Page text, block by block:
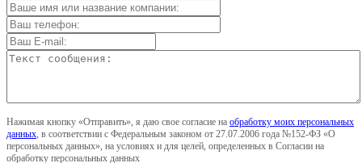
Нажимая кнопку «Отправить», я даю свое согласие на обработку моих персональных
данных, в соответствии с Федеральным законом от 27.07.2006 года №152-ФЗ «О
персональных данных», на условиях и для целей, определенных в Согласии на
обработку персональных данных